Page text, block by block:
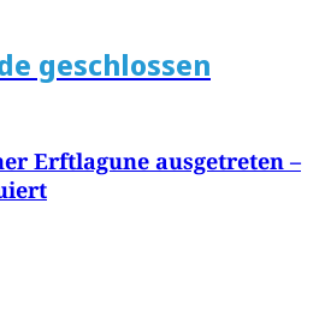
geschlossen
Erftlagune ausgetreten –